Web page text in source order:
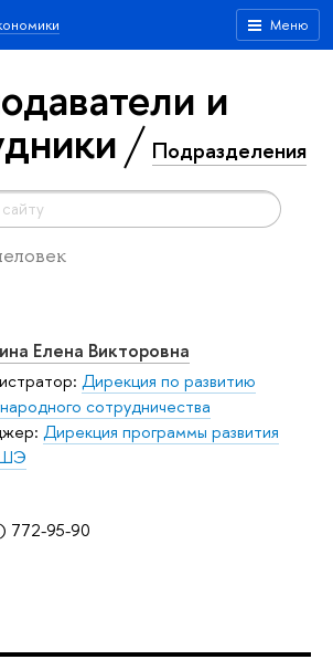
Меню
и
Подразделения
772-95-90
Елена Викторовна
Дирекция по развитию
сотрудничества
Дирекция программы развития